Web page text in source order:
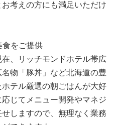
考えの方にも満足いただけ
をご提供
、リッチモンドホテル帯広
物「豚丼」など北海道の豊
テル厳選の朝ごはんが大好
じてメニュー開発やマネジ
しますので、無理なく業務